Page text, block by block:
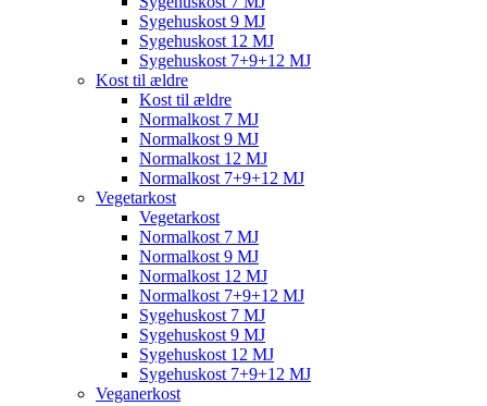
Sygehuskost 9 MJ
Sygehuskost 12 MJ
Sygehuskost 7+9+12 MJ
Kost til ældre
Kost til ældre
Normalkost 7 MJ
Normalkost 9 MJ
Normalkost 12 MJ
Normalkost 7+9+12 MJ
Vegetarkost
Vegetarkost
Normalkost 7 MJ
Normalkost 9 MJ
Normalkost 12 MJ
Normalkost 7+9+12 MJ
Sygehuskost 7 MJ
Sygehuskost 9 MJ
Sygehuskost 12 MJ
Sygehuskost 7+9+12 MJ
Veganerkost